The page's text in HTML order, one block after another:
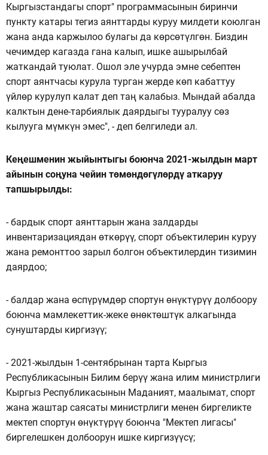
Кыргызстандагы спорт" программасынын биринчи
пункту катары тегиз аянттарды куруу милдети коюлган
жана анда каржылоо булагы да көрсөтүлгөн. Биздин
чечимдер кагазда гана калып, ишке ашырылбай
жаткандай туюлат. Ошол эле учурда эмне себептен
спорт аянтчасы курула турган жерде көп кабаттуу
үйлөр курулуп калат деп таң калабыз. Мындай абалда
калктын дене-тарбиялык даярдыгы тууралуу сөз
кылууга мүмкүн эмес", - деп белгиледи ал.
Кеңешменин жыйынтыгы боюнча 2021-жылдын март
айынын соңуна чейин төмөндөгүлөрдү аткаруу
тапшырылды:
- бардык спорт аянттарын жана залдарды
инвентаризациядан өткөрүү, спорт объектилерин куруу
жана ремонттоо зарыл болгон объектилердин тизимин
даярдоо;
- балдар жана өспүрүмдөр спортун өнүктүрүү долбоору
боюнча мамлекеттик-жеке өнөктөштүк алкагында
сунуштарды киргизүү;
- 2021-жылдын 1-сентябрынан тарта Кыргыз
Республикасынын Билим берүү жана илим министрлиги
Кыргыз Республикасынын Маданият, маалымат, спорт
жана жаштар саясаты министрлиги менен биргеликте
мектеп спортун өнүктүрүү боюнча "Мектеп лигасы"
биргелешкен долбоорун ишке киргизүүсү;